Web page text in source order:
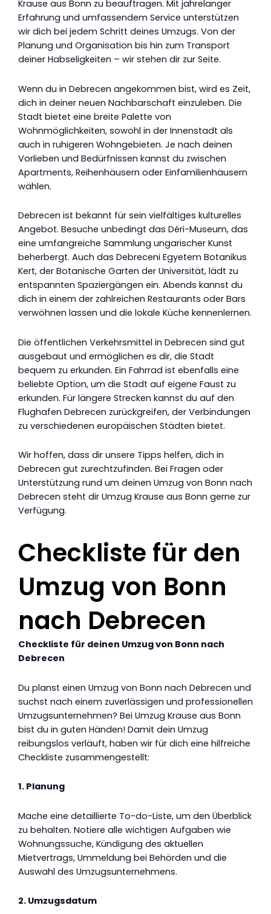
Krause aus Bonn zu beauftragen. Mit jahrelanger
Erfahrung und umfassendem Service unterstützen
wir dich bei jedem Schritt deines Umzugs. Von der
Planung und Organisation bis hin zum Transport
deiner Habseligkeiten – wir stehen dir zur Seite.
Wenn du in Debrecen angekommen bist, wird es Zeit,
dich in deiner neuen Nachbarschaft einzuleben. Die
Stadt bietet eine breite Palette von
Wohnmöglichkeiten, sowohl in der Innenstadt als
auch in ruhigeren Wohngebieten. Je nach deinen
Vorlieben und Bedürfnissen kannst du zwischen
Apartments, Reihenhäusern oder Einfamilienhäusern
wählen.
Debrecen ist bekannt für sein vielfältiges kulturelles
Angebot. Besuche unbedingt das Déri-Museum, das
eine umfangreiche Sammlung ungarischer Kunst
beherbergt. Auch das Debreceni Egyetem Botanikus
Kert, der Botanische Garten der Universität, lädt zu
entspannten Spaziergängen ein. Abends kannst du
dich in einem der zahlreichen Restaurants oder Bars
verwöhnen lassen und die lokale Küche kennenlernen.
Die öffentlichen Verkehrsmittel in Debrecen sind gut
ausgebaut und ermöglichen es dir, die Stadt
bequem zu erkunden. Ein Fahrrad ist ebenfalls eine
beliebte Option, um die Stadt auf eigene Faust zu
erkunden. Für längere Strecken kannst du auf den
Flughafen Debrecen zurückgreifen, der Verbindungen
zu verschiedenen europäischen Städten bietet.
Wir hoffen, dass dir unsere Tipps helfen, dich in
Debrecen gut zurechtzufinden. Bei Fragen oder
Unterstützung rund um deinen Umzug von Bonn nach
Debrecen steht dir Umzug Krause aus Bonn gerne zur
Verfügung.
Checkliste für den
Umzug von Bonn
nach Debrecen
Checkliste für deinen Umzug von Bonn nach
Debrecen
Du planst einen Umzug von Bonn nach Debrecen und
suchst nach einem zuverlässigen und professionellen
Umzugsunternehmen? Bei Umzug Krause aus Bonn
bist du in guten Händen! Damit dein Umzug
reibungslos verläuft, haben wir für dich eine hilfreiche
Checkliste zusammengestellt:
1. Planung
Mache eine detaillierte To-do-Liste, um den Überblick
zu behalten. Notiere alle wichtigen Aufgaben wie
Wohnungssuche, Kündigung des aktuellen
Mietvertrags, Ummeldung bei Behörden und die
Auswahl des Umzugsunternehmens.
2. Umzugsdatum